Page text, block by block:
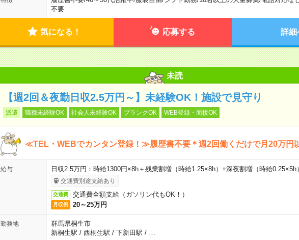
不要
気になる！ 応募する 詳細
未読
【週2回＆夜勤日収2.5万円～】未経験OK！施設で見守り
派遣 職種未経験OK 社会人未経験OK ブランクOK WEB登録・面接OK
≪TEL・WEBでカンタン登録！≫履歴書不要＊週2回働くだけで月20万円
給与 日収2.5万円：時給1300円×8h＋残業割増（時給1.25×8h）+深夜割増（時給0.25×5h）
交通費別途支給あり
交通費 交通費全額支給（ガソリン代もOK！）
月収例 20～25万円
勤務地
群馬県桐生市
新桐生駅 / 西桐生駅 / 下新田駅 /